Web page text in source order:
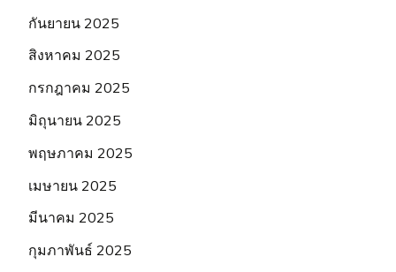
กันยายน 2025
สิงหาคม 2025
กรกฎาคม 2025
มิถุนายน 2025
พฤษภาคม 2025
เมษายน 2025
มีนาคม 2025
กุมภาพันธ์ 2025